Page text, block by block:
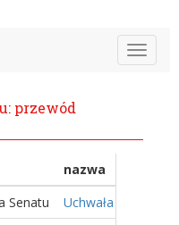
Toggle
przewód
nazwa
Senatu
Uchwała Nr 112/